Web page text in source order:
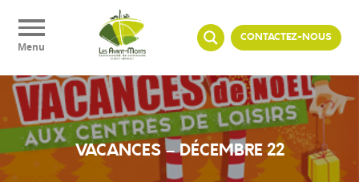
Menu
CONTACTEZ-NOUS
VACANCES – DÉCEMBRE 22
Panneau de gestion des cookies